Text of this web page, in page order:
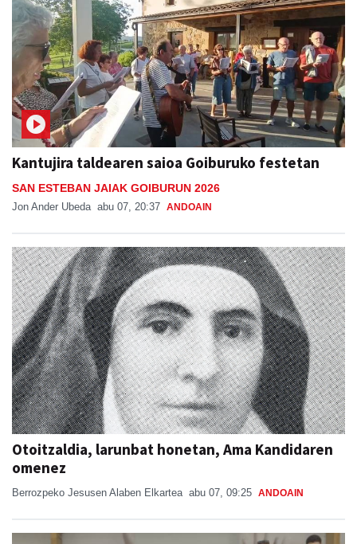
Kantujira taldearen saioa Goiburuko festetan
Jon Ander Ubeda
Otoitzaldia, larunbat honetan, Ama Kandidaren
omenez
Berrozpeko Jesusen Alaben Elkartea abu 07, 09:25